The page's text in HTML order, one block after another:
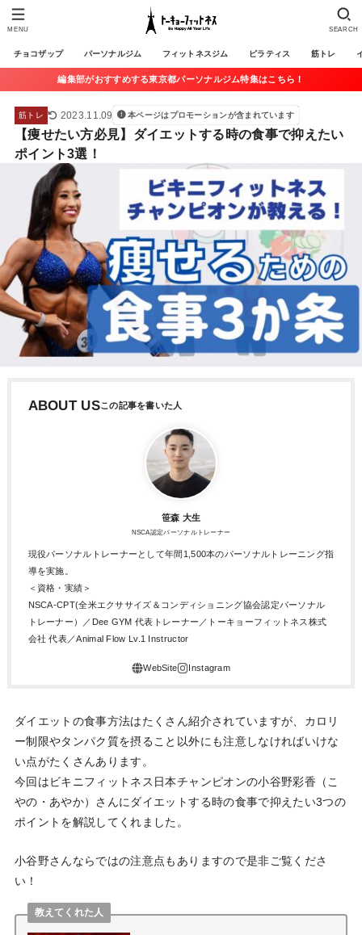
チョコザップ パーソナルジム フィットネスジム ピラティス 筋トレ
SEARCH
MENU
編集部がおすすめする東京都パーソナルジム特集はこちら！
筋トレ 2023.11.09 本ページはプロモーションが含まれています
【痩せたい方必見】ダイエットする時の食事で抑えたい
ポイント3選！
ABOUT US
笹森 大生
NSCA認定パーソナルトレーナー
現役パーソナルトレーナーとして年間1,500本のパーソナルトレーニング指
導を実施。
＜資格・実績＞
NSCA-CPT(全米エクササイズ＆コンディショニング協会認定パーソナル
トレーナー）／Dee GYM 代表トレーナー／トーキョーフィットネス株式
会社 代表／Animal Flow Lv.1 Instructor
ダイエットの食事方法はたくさん紹介されていますが、カロリ
ー制限やタンパク質を摂ること以外にも注意しなければいけな
い点がたくさんあります。
今回はビキニフィットネス日本チャンピオンの小谷野彩香（こ
やの・あやか）さんにダイエットする時の食事で抑えたい3つの
ポイントを解説してくれました。
小谷野さんならではの注意点もありますので是非ご覧くださ
い！
教えてくれた人